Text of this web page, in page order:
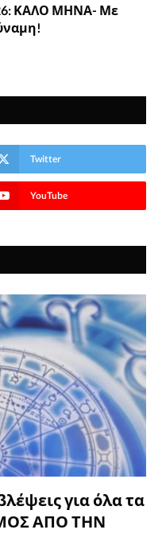
ΚΑΛΟ ΜΗΝΑ- Με
Twitter
YouTube
για όλα τα
ΑΠΟ ΤΗΝ